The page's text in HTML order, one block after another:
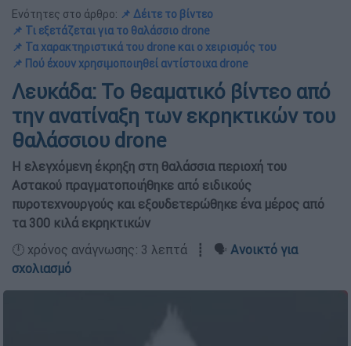
Ενότητες στο άρθρο: 📌 Δέιτε το βίντεο
📌 Τι εξετάζεται για το θαλάσσιο drone
📌 Τα χαρακτηριστικά του drone και ο χειρισμός του
📌 Πού έχουν χρησιμοποιηθεί αντίστοιχα drone
Λευκάδα: Το θεαματικό βίντεο από
την ανατίναξη των εκρηκτικών του
θαλάσσιου drone
Η ελεγχόμενη έκρηξη στη θαλάσσια περιοχή του
Αστακού πραγματοποιήθηκε από ειδικούς
πυροτεχνουργούς και εξουδετερώθηκε ένα μέρος από
τα 300 κιλά εκρηκτικών
🕛 χρόνος ανάγνωσης: 3 λεπτά ┋ 🗣️ Ανοικτό για
σχολιασμό